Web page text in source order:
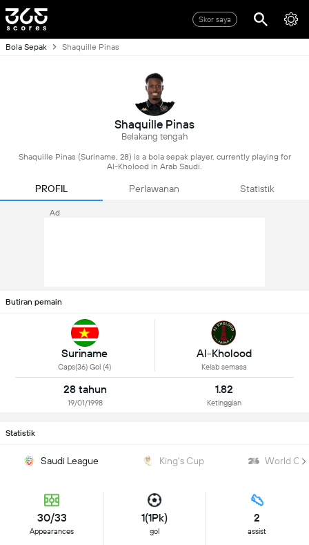
Skor saya
Bola Sepak Shaquille Pinas
Shaquille Pinas
Belakang tengah
Shaquille Pinas (Suriname, 28) is a bola sepak player, currently playing for
Al-Kholood in Arab Saudi.
PROFIL Perlawanan Statistik
Ad
Butiran pemain
Suriname
Caps(36) Gol (4)
Al-Kholood
Kelab semasa
28 tahun
19/01/1998
1.82
Ketinggian
Statistik
Saudi League King's Cup World
30/33
Appearances
1(1Pk)
gol
2
assist